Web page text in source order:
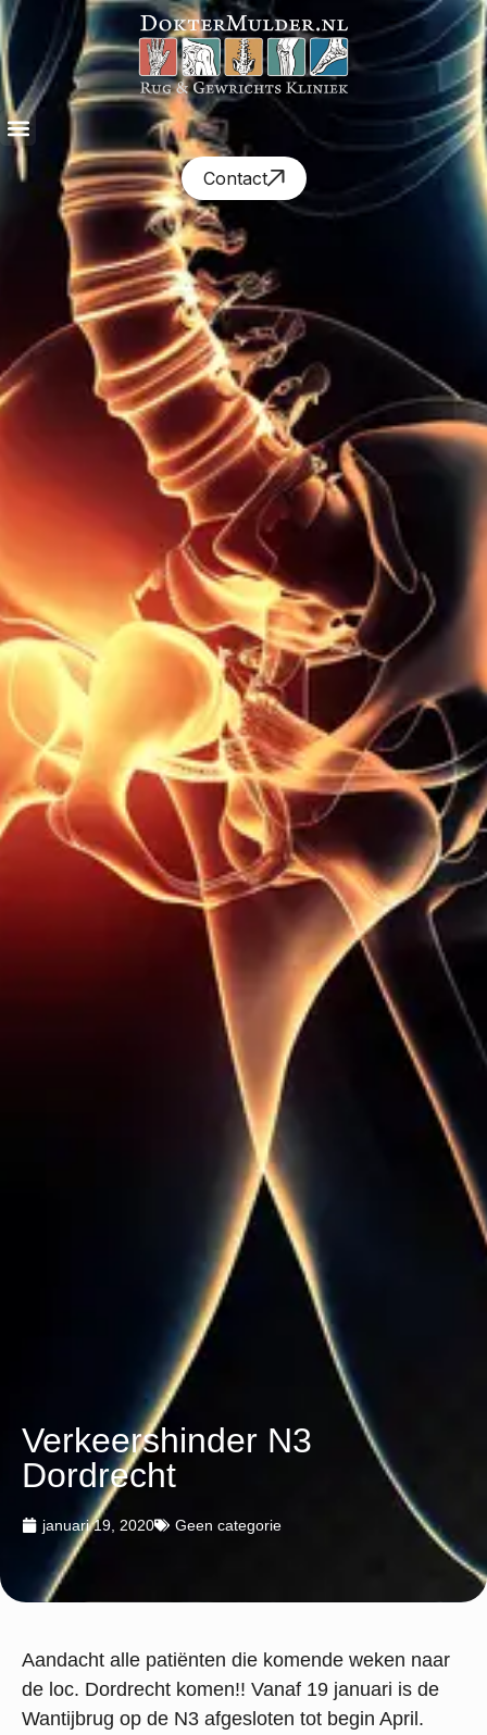
Contact
Verkeershinder N3
Dordrecht
januari 19, 2020 Geen categorie
Aandacht alle patiënten die komende weken naar
de loc. Dordrecht komen!! Vanaf 19 januari is de
Wantijbrug op de N3 afgesloten tot begin April.